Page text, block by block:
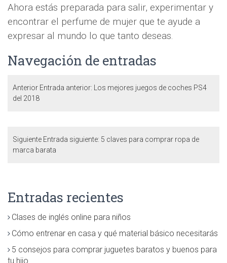
Ahora estás preparada para salir, experimentar y
encontrar el perfume de mujer que te ayude a
expresar al mundo lo que tanto deseas.
Navegación de entradas
Anterior Entrada anterior:
Los mejores juegos de coches PS4
del 2018
Siguiente Entrada siguiente: 5 claves para comprar ropa de
marca barata
Entradas recientes
Clases de inglés online para niños
Cómo entrenar en casa y qué material básico necesitarás
5 consejos para comprar juguetes baratos y buenos para
tu hijo